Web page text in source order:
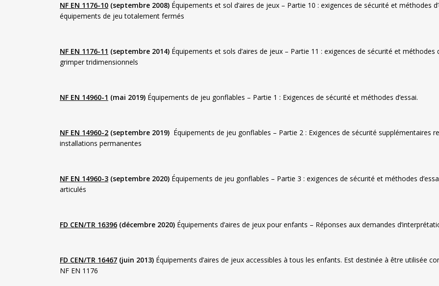
NF EN 1176-10 (septembre 2008) Équipements et sol d’aires de jeux – Partie 10 : exigences de sécurité et méthodes
équipements de jeu totalement fermés
NF EN 1176-11 (septembre 2014) Équipements et sols d’aires de jeux – Partie 11 : exigences de sécurité et
grimper tridimensionnels
NF EN 14960-1 (mai 2019) Équipements de jeu gonflables – Partie 1 : Exigences de sécurité et méthodes d’essai.
NF EN 14960-2 (septembre 2019) Équipements de jeu gonflables – Partie 2 : Exigences de sécurité supplémentaires
installations permanentes
NF EN 14960-3 (septembre 2020) Équipements de jeu gonflables – Partie 3 : exigences de sécurité et méthodes
articulés
FD CEN/TR 16396 (décembre 2020) Équipements d’aires de jeux pour enfants – Réponses aux demandes
FD CEN/TR 16467 (juin 2013) Équipements d’aires de jeux accessibles à tous les enfants. Est destinée à être utilisée
NF EN 1176